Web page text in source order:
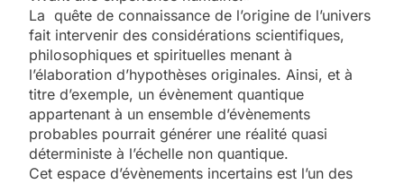
La quête de connaissance de l’origine de l’univers
fait intervenir des considérations scientifiques,
philosophiques et spirituelles menant à
l’élaboration d’hypothèses originales. Ainsi, et à
titre d’exemple, un évènement quantique
appartenant à un ensemble d’évènements
probables pourrait générer une réalité quasi
déterministe à l’échelle non quantique.
Cet espace d’évènements incertains est l’un des